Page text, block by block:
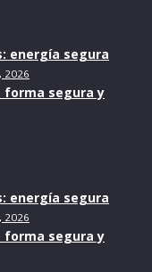
energía segura
2026
forma segura y
energía segura
2026
forma segura y